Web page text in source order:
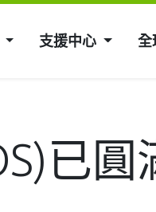
支援中心 全
已圓